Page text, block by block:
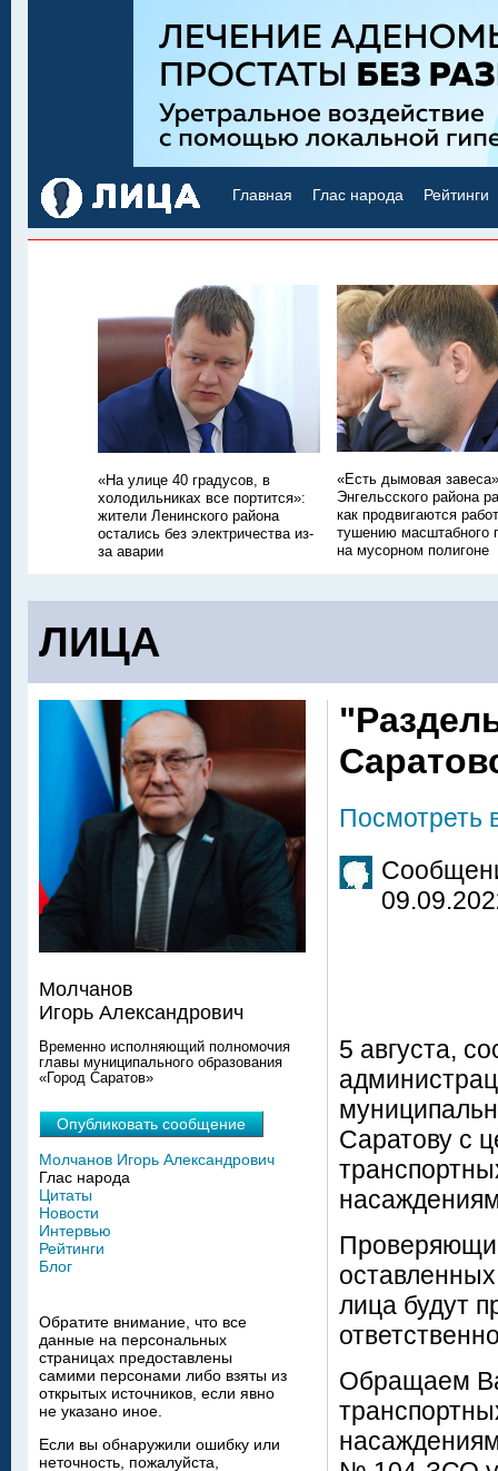
Главная Глас народа Рейтинги
«На улице 40 градусов, в
холодильниках все портится»:
жители Ленинского района
остались без электричества из-
за аварии
«Есть дымовая
Энгельсского района
как продвигаются
тушению масштабного
на мусорном полигоне
ЛИЦА
Посмотреть
5 августа,
Саратову с
лица будут
Обращаем
Молчанов
Игорь Александрович
Временно исполняющий полномочия
главы муниципального образования
«Город Саратов»
Опубликовать сообщение
Молчанов Игорь Александрович
Глас народа
Цитаты
Новости
Интервью
Рейтинги
Блог
Обратите внимание, что все
данные на персональных
страницах предоставлены
самими персонами либо взяты из
открытых источников, если явно
не указано иное.
Если вы обнаружили ошибку или
неточность, пожалуйста,